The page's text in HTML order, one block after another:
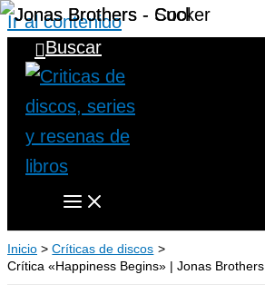
Ir al contenido
Buscar
Inicio
Críticas de discos
Crítica «Happiness Begins» | Jonas Brothers